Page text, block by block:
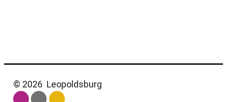
© 2026 Leopoldsburg